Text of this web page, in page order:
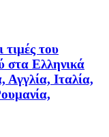
τιμές του
στα Ελληνικά
Αγγλία, Ιταλία,